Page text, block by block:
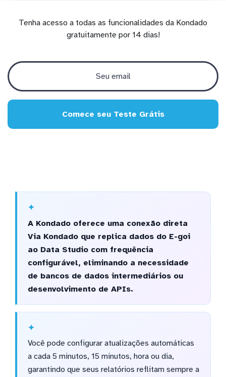
Tenha acesso a todas as funcionalidades da Kondado
gratuitamente por 14 dias!
Comece seu Teste Grátis
A Kondado oferece uma conexão direta
Via Kondado que replica dados do E-goi
ao Data Studio com frequência
configurável, eliminando a necessidade
de bancos de dados intermediários ou
desenvolvimento de APIs.
Você pode configurar atualizações automáticas
a cada 5 minutos, 15 minutos, hora ou dia,
garantindo que seus relatórios reflitam sempre a